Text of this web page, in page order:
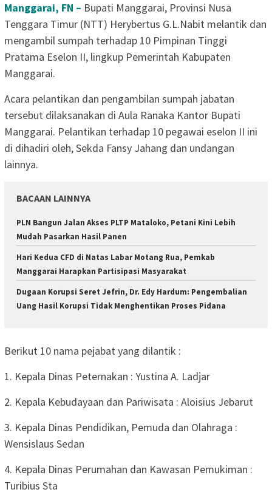
Manggarai, FN – Bupati Manggarai, Provinsi Nusa
Tenggara Timur (NTT) Herybertus G.L.Nabit melantik dan
mengambil sumpah terhadap 10 Pimpinan Tinggi
Pratama Eselon II, lingkup Pemerintah Kabupaten
Manggarai.
Acara pelantikan dan pengambilan sumpah jabatan
tersebut dilaksanakan di Aula Ranaka Kantor Bupati
Manggarai. Pelantikan terhadap 10 pegawai eselon II ini
di dihadiri oleh, Sekda Fansy Jahang dan undangan
lainnya.
BACAAN LAINNYA
PLN Bangun Jalan Akses PLTP Mataloko, Petani Kini Lebih
Mudah Pasarkan Hasil Panen
Hari Kedua CFD di Natas Labar Motang Rua, Pemkab
Manggarai Harapkan Partisipasi Masyarakat
Dugaan Korupsi Seret Jefrin, Dr. Edy Hardum: Pengembalian
Uang Hasil Korupsi Tidak Menghentikan Proses Pidana
Berikut 10 nama pejabat yang dilantik :
1. Kepala Dinas Peternakan : Yustina A. Ladjar
2. Kepala Kebudayaan dan Pariwisata : Aloisius Jebarut
3. Kepala Dinas Pendidikan, Pemuda dan Olahraga :
Wensislaus Sedan
4. Kepala Dinas Perumahan dan Kawasan Pemukiman :
Turibius Sta